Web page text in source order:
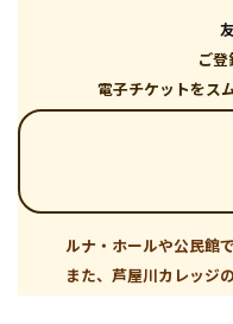
ご
電子チケットをス
ルナ・ホールや公民館
また、芦屋川カレッジ